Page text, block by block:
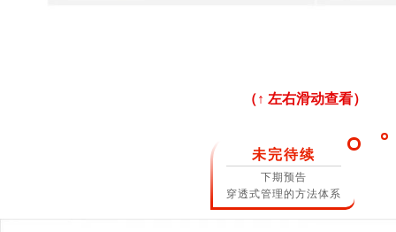
（↑ 左右滑动查看）
未完待续
下期预告
穿透式管理的方法体系